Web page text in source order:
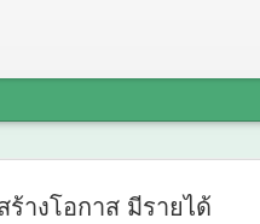
างโอกาส มีรายได้
มกับสำนักงานวัฒน